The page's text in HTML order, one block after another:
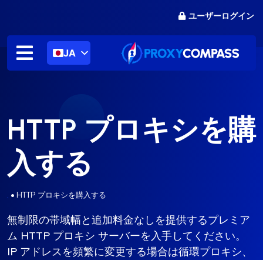
テ
ユーザーログイン
JA
HTTP プロキシを購
入する
• HTTP プロキシを購入する
無制限の帯域幅と追加料金なしを提供するプレミア
ム HTTP プロキシ サーバーを入手してください。
IP アドレスを頻繁に変更する場合は循環プロキシ、